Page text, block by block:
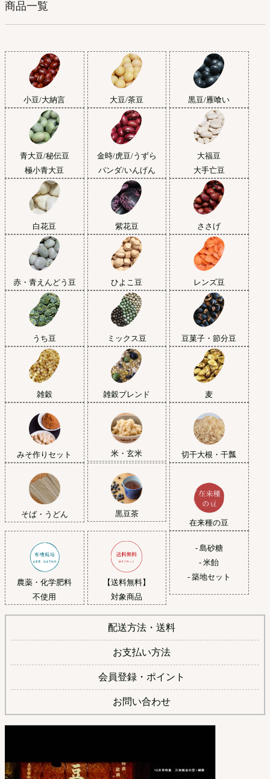
商品一覧
小豆/大納言 大豆/茶豆 黒豆/雁喰い
青大豆/秘伝豆
極小青大豆
金時/虎豆/うずら
パンダ/いんげん
大福豆
大手亡豆
白花豆 紫花豆 ささげ
赤・青えんどう豆 ひよこ豆 レンズ豆
うち豆 ミックス豆 豆菓子・節分豆
雑穀 雑穀ブレンド 麦
みそ作りセット 米・玄米 切干大根・干瓢
そば・うどん
黒豆茶
在来種の豆
農薬・化学肥料
不使用
【送料無料】
対象商品
- 島砂糖
- 米飴
- 築地セット
配送方法・送料
お支払い方法
会員登録・ポイント
お問い合わせ